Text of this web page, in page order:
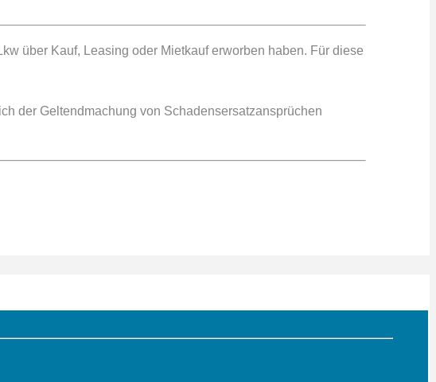
über Kauf, Leasing oder Mietkauf erworben haben. Für diese
der Geltendmachung von Schadensersatzansprüchen